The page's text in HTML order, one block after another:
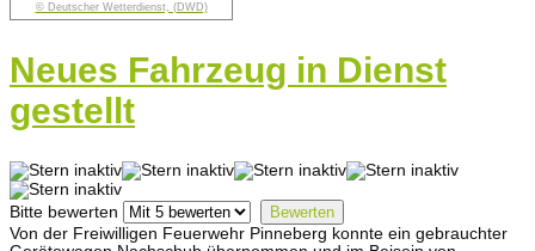
© Deutscher Wetterdienst, (DWD)
Neues Fahrzeug in Dienst
gestellt
Bitte bewerten
Von der Freiwilligen Feuerwehr Pinneberg konnte ein gebrauchter